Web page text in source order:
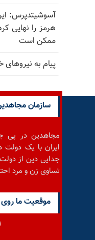
آسوشیتدپرس:
هرمز را نهایی
ممکن است
پیام به نیروهای خواهان
سازمان
مجاهدین در پی
ایران با یک دولت
جدایی دین از
تساوی زن و مرد
موقعيت ما